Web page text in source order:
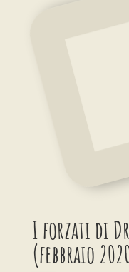
I forzati di
(febbraio